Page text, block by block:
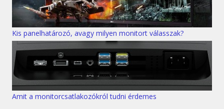
Kis panelhatározó, avagy milyen monitort válasszak?
Amit a monitorcsatlakozókról tudni érdemes